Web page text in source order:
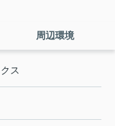
周辺環境
ス